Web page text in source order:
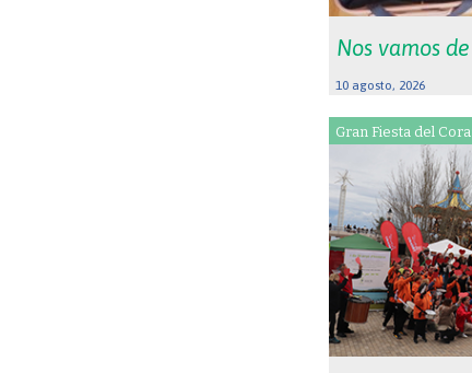
Nos vamos
10 agosto, 2026
Gran Fiesta del